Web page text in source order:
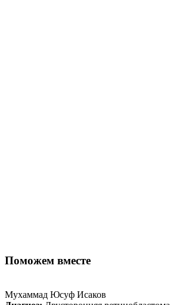
Поможем вместе
Мухаммад Юсуф Исаков